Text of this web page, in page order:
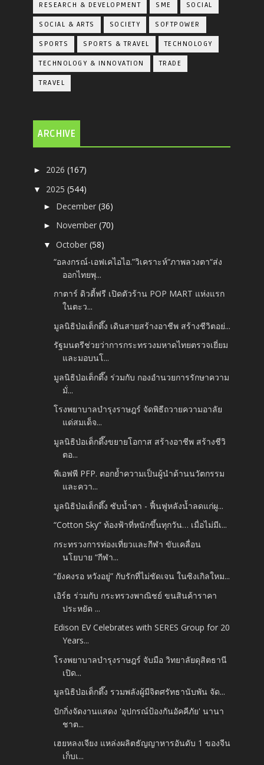
RESEARCH & DEVELOPMENT SME SOCIAL
SOCIAL & ARTS SOCIETY SOFTPOWER
SPORTS SPORTS & TRAVEL TECHNOLOGY
TECHNOLOGY & INNOVATION TRADE
TRAVEL
ARCHIVE
► 2026(167)
▼ 2025(544)
► December(36)
► November(70)
▼October(58)
“อลงกรณ์-เอฟเคไอไอ.”วิเคราะห์“ภาพลวงตา“ส่ง
ออกไทยพุ...
กาตาร์ ดิวตี้ฟรี เปิดตัวร้าน POP MART แห่งแรก
ในตะว...
มูลนิธิป่อเต็กตึ๊ง เดินสายสร้างอาชีพ สร้างชีวิตอย่...
รัฐมนตรีช่วยว่าการกระทรวงมหาดไทยตรวจเยี่ยม
และมอบนโ...
มูลนิธิป่อเต็กตึ๊ง ร่วมกับ กองอำนวยการรักษาความ
มั่...
โรงพยาบาลบำรุงราษฎร์ จัดพิธีถวายความอาลัย
แด่สมเด็จ...
มูลนิธิป่อเต็กตึ๊งขยายโอกาส สร้างอาชีพ สร้างชีวิ
ตอ...
พีเอฟพี PFP. ตอกย้ำความเป็นผู้นำด้านนวัตกรรม
และควา...
มูลนิธิป่อเต็กตึ๊ง ซับน้ำตา - ฟื้นฟูหลังน้ำลดแก่ผู...
“Cotton Sky” ท้องฟ้าที่หนักขึ้นทุกวัน… เมื่อไม่มีเ...
กระทรวงการท่องเที่ยวและกีฬา ขับเคลื่อน
นโยบาย “กีฬา...
“ยังคงรอ หวังอยู่” กับรักที่ไม่ชัดเจน ในซิงเกิลใหม...
เอิร์ธ ร่วมกับ กระทรวงพาณิชย์ ขนสินค้าราคา
ประหยัด ...
Edison EV Celebrates with SERES Group for 20
Years...
โรงพยาบาลบำรุงราษฎร์ จับมือ วิทยาลัยดุสิตธานี
เปิด...
มูลนิธิป่อเต็กตึ๊ง รวมพลังผู้มีจิตศรัทธานับพัน จัด...
ปักกิ่งจัดงานแสดง 'อุปกรณ์ป้องกันอัคคีภัย' นานา
ชาต...
เฮยหลงเจียง แหล่งผลิตธัญญาหารอันดับ 1 ของจีน
เก็บเ...